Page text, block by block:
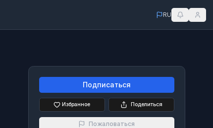
RU
Подписаться
Избранное Поделиться
Пожаловаться